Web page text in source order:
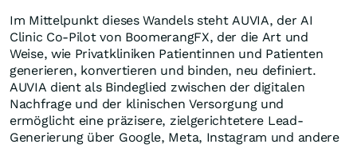
Im Mittelpunkt dieses Wandels steht AUVIA, der AI
Clinic Co-Pilot von BoomerangFX, der die Art und
Weise, wie Privatkliniken Patientinnen und Patienten
generieren, konvertieren und binden, neu definiert.
AUVIA dient als Bindeglied zwischen der digitalen
Nachfrage und der klinischen Versorgung und
ermöglicht eine präzisere, zielgerichtetere Lead-
Generierung über Google, Meta, Instagram und andere